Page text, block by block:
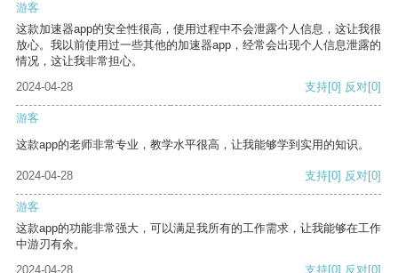
游客
这款加速器app的安全性很高，使用过程中不会泄露个人信息，这让我很
放心。我以前使用过一些其他的加速器app，经常会出现个人信息泄露的
情况，这让我非常担心。
2024-04-28
支持[0] 反对[0]
游客
这款app的老师非常专业，教学水平很高，让我能够学到实用的知识。
2024-04-28 支持[0] 反对[0]
游客
这款app的功能非常强大，可以满足我所有的工作需求，让我能够在工作
中游刃有余。
2024-04-28
支持[0] 反对[0]